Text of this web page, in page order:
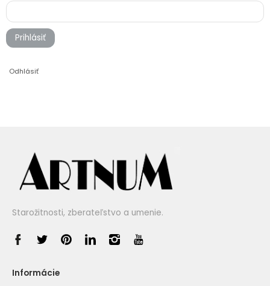
Prihlásiť
Odhlásiť
Starožitnosti, zberateľstvo a umenie.
Informácie